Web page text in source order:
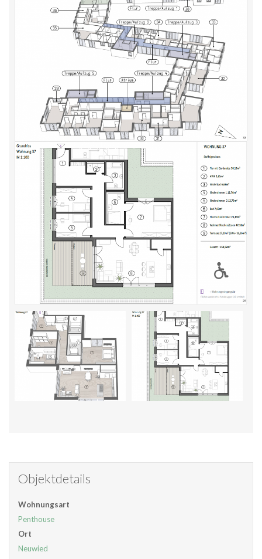
Objektdetails
Wohnungsart
Penthouse
Ort
Neuwied